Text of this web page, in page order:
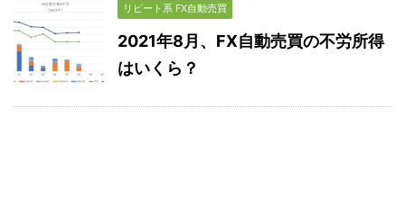
リピート系 FX自動売買
2021年8月、FX自動売買の不労所得
はいくら？